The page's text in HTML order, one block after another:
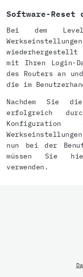
Software-Reset
Bei dem
mit Ihren Login-
des Routers an
die im
Nachdem Sie
erfolgreich
nun bei der
müssen Sie
verwenden.